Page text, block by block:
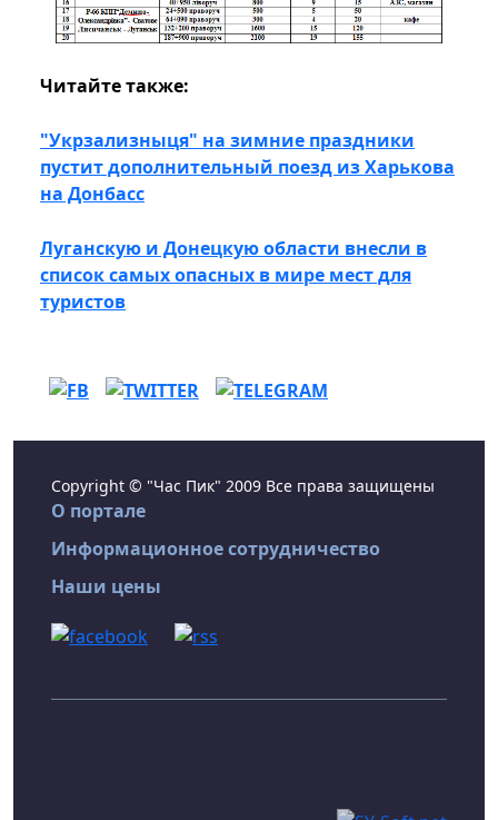
Читайте также:
"Укрзализныця" на зимние праздники
пустит дополнительный поезд из Харькова
на Донбасс
Луганскую и Донецкую области внесли в
список самых опасных в мире мест для
туристов
Copyright © "Час Пик" 2009 Все права защищены
О портале
Информационное сотрудничество
Наши цены